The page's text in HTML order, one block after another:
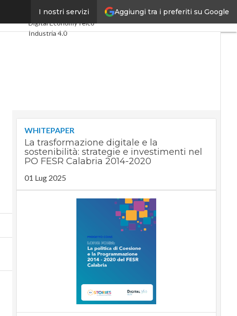
Aggiungi tra i preferiti su Google
I nostri servizi
Ultimi articoli
Digital EconomyTelco
Industria 4.0
WHITEPAPER
La trasformazione digitale e la
sostenibilità: strategie e investimenti nel
PO FESR Calabria 2014-2020
01 Lug 2025